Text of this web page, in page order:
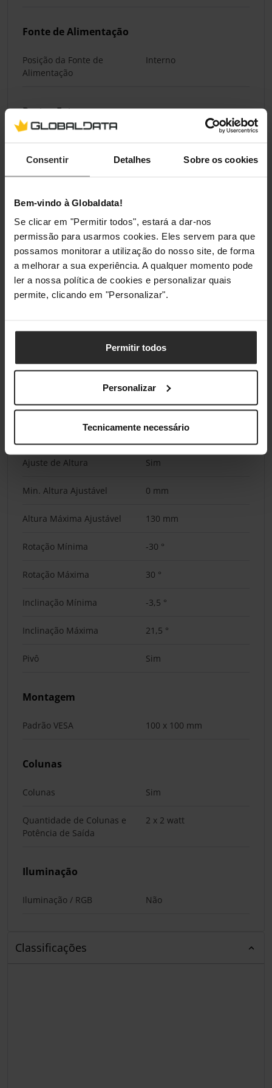
Consentir Detalhes Sobre os cookies
Bem-vindo à Globaldata!
Se clicar em "Permitir todos", estará a dar-nos
permissão para usarmos cookies. Eles servem para que
possamos monitorar a utilização do nosso site, de forma
a melhorar a sua experiência. A qualquer momento pode
ler a nossa política de cookies e personalizar quais
permite, clicando em "Personalizar".
Permitir todos
Personalizar
Tecnicamente necessário
Fonte de Alimentação
Posição da Fonte de
Alimentação
Interno
Portas Externas
Monitor
Hub USB
Normas/Especificações
Tecnologia Adaptive Sync
(G-SYNC / FreeSync)
adaptiveSync, NVIDIA G-
SYNC Compatible
Conector Peripheral
1 x 3,5 mm Jack 3-Pole,
Ajuste de Altura Sim
Min. Altura Ajustável 0 mm
Altura Máxima Ajustável 130 mm
Rotação Mínima -30 °
Rotação Máxima 30 °
Inclinação Mínima -3,5 °
Inclinação Máxima 21,5 °
Pivô Sim
Montagem
Padrão VESA 100 x 100 mm
Colunas
Colunas Sim
Quantidade de Colunas e
Potência de Saída
2 x 2 watt
Iluminação
Iluminação / RGB Não
Classificações